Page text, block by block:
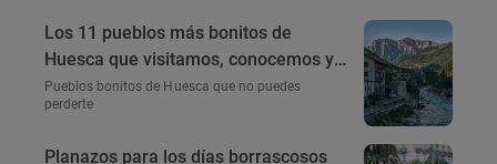
Los 11 pueblos más bonitos de
Huesca que visitamos, conocemos y
amamos
Pueblos bonitos de Huesca que no puedes
perderte
Planazos para los días borrascosos